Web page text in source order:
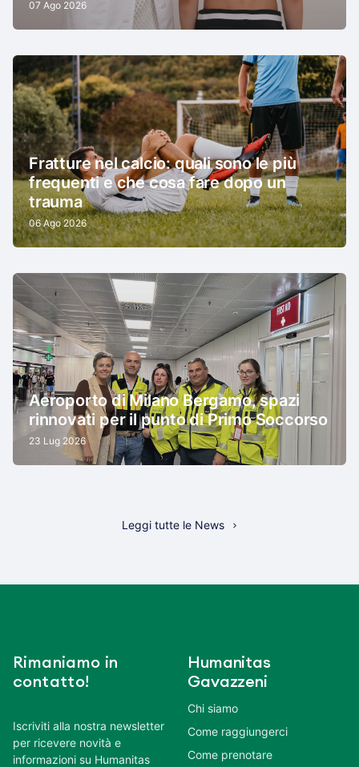
07 Ago 2026
Fratture nel calcio: quali sono le più
frequenti e che cosa fare dopo un
trauma
06 Ago 2026
Aeroporto di Milano Bergamo, spazi
rinnovati per il punto di Primo Soccorso
23 Lug 2026
Leggi tutte le News
Rimaniamo in
contatto!
Iscriviti alla nostra newsletter
per ricevere novità e
informazioni su Humanitas
Humanitas
Gavazzeni
Chi siamo
Come raggiungerci
Come prenotare